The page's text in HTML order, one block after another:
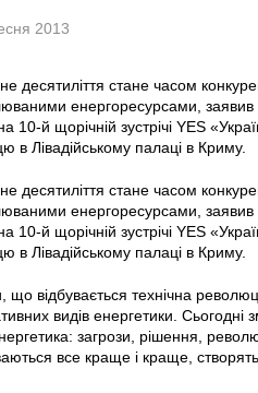
2013
десятиліття стане часом
енергоресурсами, заявив
10-й щорічній зустрічі YES
в Лівадійському палаці в Криму.
десятиліття стане часом
енергоресурсами, заявив
10-й щорічній зустрічі YES
в Лівадійському палаці в Криму.
відбувається технічна
видів енергетики. Сьогодні
загрози, рішення,
все краще і краще,